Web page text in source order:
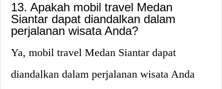
13. Apakah mobil travel Medan
Siantar dapat diandalkan dalam
perjalanan wisata Anda?
Ya, mobil travel Medan Siantar dapat
diandalkan dalam perjalanan wisata Anda